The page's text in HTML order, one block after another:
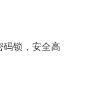
锁，安全高